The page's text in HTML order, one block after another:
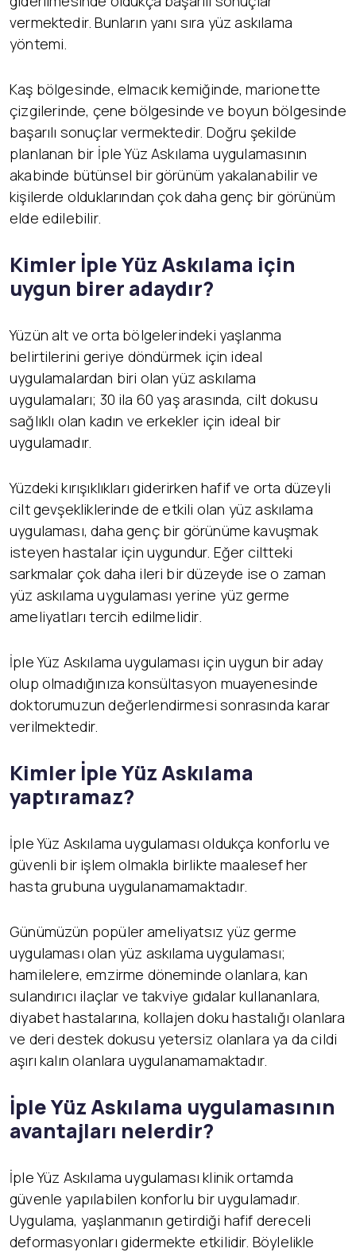
vermektedir. Bunların yanı sıra yüz askılama
yöntemi.
Kaş bölgesinde, elmacık kemiğinde, marionette
çizgilerinde, çene bölgesinde ve boyun bölgesinde
başarılı sonuçlar vermektedir. Doğru şekilde
planlanan bir İple Yüz Askılama uygulamasının
akabinde bütünsel bir görünüm yakalanabilir ve
kişilerde olduklarından çok daha genç bir görünüm
elde edilebilir.
Kimler İple Yüz Askılama için
uygun birer adaydır?
Yüzün alt ve orta bölgelerindeki yaşlanma
belirtilerini geriye döndürmek için ideal
uygulamalardan biri olan yüz askılama
uygulamaları; 30 ila 60 yaş arasında, cilt dokusu
sağlıklı olan kadın ve erkekler için ideal bir
uygulamadır.
Yüzdeki kırışıklıkları giderirken hafif ve orta düzeyli
cilt gevşekliklerinde de etkili olan yüz askılama
uygulaması, daha genç bir görünüme kavuşmak
isteyen hastalar için uygundur. Eğer ciltteki
sarkmalar çok daha ileri bir düzeyde ise o zaman
yüz askılama uygulaması yerine yüz germe
ameliyatları tercih edilmelidir.
İple Yüz Askılama uygulaması için uygun bir aday
olup olmadığınıza konsültasyon muayenesinde
doktorumuzun değerlendirmesi sonrasında karar
verilmektedir.
Kimler İple Yüz Askılama
yaptıramaz?
İple Yüz Askılama uygulaması oldukça konforlu ve
güvenli bir işlem olmakla birlikte maalesef her
hasta grubuna uygulanamamaktadır.
Günümüzün popüler ameliyatsız yüz germe
uygulaması olan yüz askılama uygulaması;
hamilelere, emzirme döneminde olanlara, kan
sulandırıcı ilaçlar ve takviye gıdalar kullananlara,
diyabet hastalarına, kollajen doku hastalığı olanlara
ve deri destek dokusu yetersiz olanlara ya da cildi
aşırı kalın olanlara uygulanamamaktadır.
İple Yüz Askılama uygulamasının
avantajları nelerdir?
İple Yüz Askılama uygulaması klinik ortamda
güvenle yapılabilen konforlu bir uygulamadır.
Uygulama, yaşlanmanın getirdiği hafif dereceli
deformasyonları gidermekte etkilidir. Böylelikle